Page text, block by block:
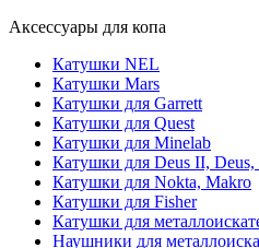
Аксессуары для копа
Катушки NEL
Катушки Mars
Катушки для Garrett
Катушки для Quest
Катушки для Minelab
Катушки для Deus II,
Катушки для Nokta, Makro
Катушки для Fisher
Катушки для
Наушники для